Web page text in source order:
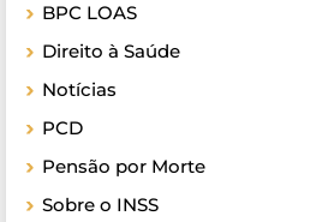
BPC LOAS
Direito à Saúde
Notícias
PCD
Pensão por Morte
Sobre o INSS